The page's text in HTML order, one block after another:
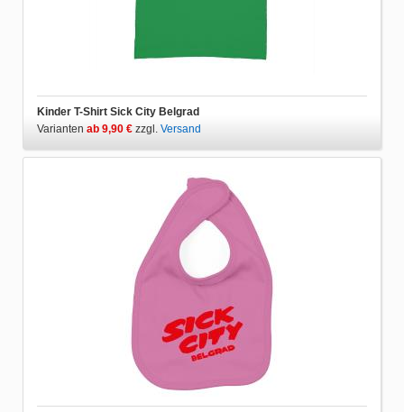
Kinder T-Shirt Sick City Belgrad
Varianten ab 9,90 € zzgl. Versand